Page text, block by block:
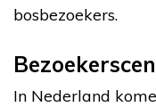
bosbezoekers.
In Nederland